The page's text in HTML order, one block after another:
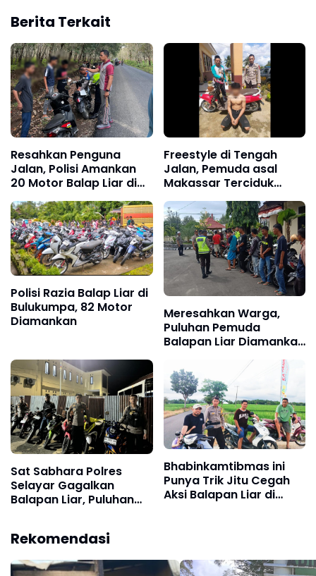
Berita Terkait
Resahkan Penguna
Jalan, Polisi Amankan
20 Motor Balap Liar di
Bulukumba
Freestyle di Tengah
Jalan, Pemuda asal
Makassar Terciduk
Personil Polsek
Bulukumpa
Polisi Razia Balap Liar di
Bulukumpa, 82 Motor
Diamankan
Meresahkan Warga,
Puluhan Pemuda
Balapan Liar Diamankan
Satlantas Polres
Selayar
Sat Sabhara Polres
Selayar Gagalkan
Balapan Liar, Puluhan
Bhabinkamtibmas ini
Punya Trik Jitu Cegah
Aksi Balapan Liar di
Rekomendasi